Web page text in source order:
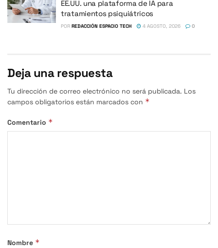
EE.UU. una plataforma de IA para
tratamientos psiquiátricos
POR REDACCIÓN ESPACIO TECH 4 AGOSTO, 2026 0
Deja una respuesta
Tu dirección de correo electrónico no será publicada. Los
campos obligatorios están marcados con *
Comentario *
Nombre *